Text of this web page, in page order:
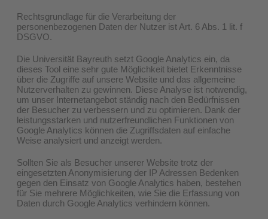
Rechtsgrundlage für die Verarbeitung der
personenbezogenen Daten der Nutzer ist Art. 6 Abs. 1 lit. f
DSGVO.
Die Universität Bayreuth setzt Google Analytics ein, da
dieses Tool eine sehr gute Möglichkeit bietet Erkenntnisse
über die Zugriffe auf unsere Website und das allgemeine
Nutzerverhalten zu gewinnen. Diese Analyse ist notwendig,
um unser Internetangebot ständig nach den Bedürfnissen
der Besucher zu verbessern und zu optimieren. Dank der
leistungsstarken und nutzerfreundlichen Funktionen von
Google Analytics können die Zugriffsdaten auf einfache
Weise analysiert und anzeigt werden.
Sollten Sie als Besucher unserer Website trotz der
eingesetzten Anonymisierung der IP Adressen Bedenken
gegen den Einsatz von Google Analytics haben, bestehen
für Sie mehrere Möglichkeiten, wie Sie die Erfassung von
Daten durch Google Analytics verhindern können.